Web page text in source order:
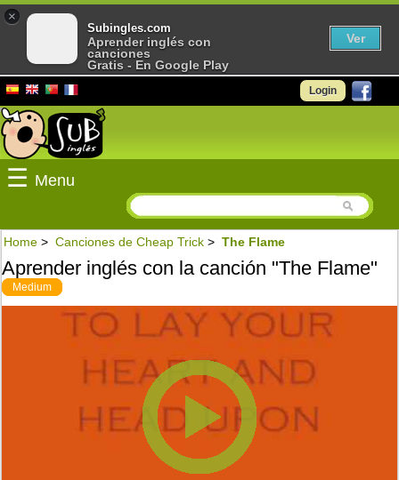
Login
☰ Menu
Home > Canciones de Cheap Trick > The Flame
Aprender inglés con la canción "The Flame"
Medium
×
Subingles.com
Aprender inglés con
canciones
Gratis - En Google Play
Ver